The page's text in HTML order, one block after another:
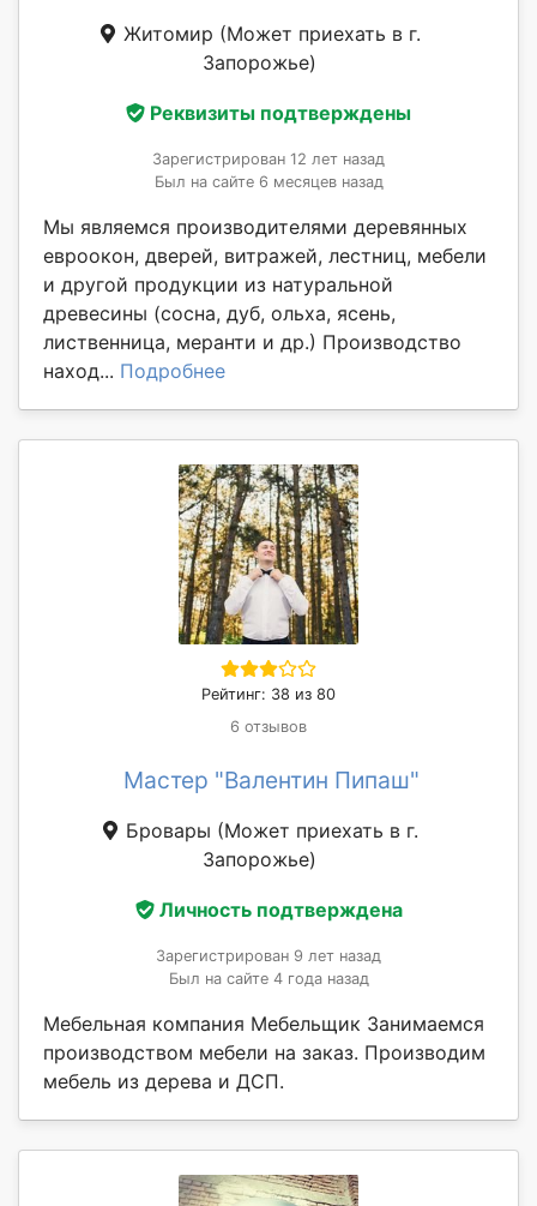
Житомир (Может приехать в г.
Запорожье)
Реквизиты подтверждены
Зарегистрирован 12 лет назад
Был на сайте 6 месяцев назад
Мы являемся производителями деревянных
евроокон, дверей, витражей, лестниц, мебели
и другой продукции из натуральной
древесины (сосна, дуб, ольха, ясень,
лиственница, меранти и др.) Производство
наход... Подробнее
Рейтинг: 38 из 80
6 отзывов
Мастер "Валентин Пипаш"
Бровары (Может приехать в г.
Запорожье)
Личность подтверждена
Зарегистрирован 9 лет назад
Был на сайте 4 года назад
Мебельная компания Мебельщик Занимаемся
производством мебели на заказ. Производим
мебель из дерева и ДСП.